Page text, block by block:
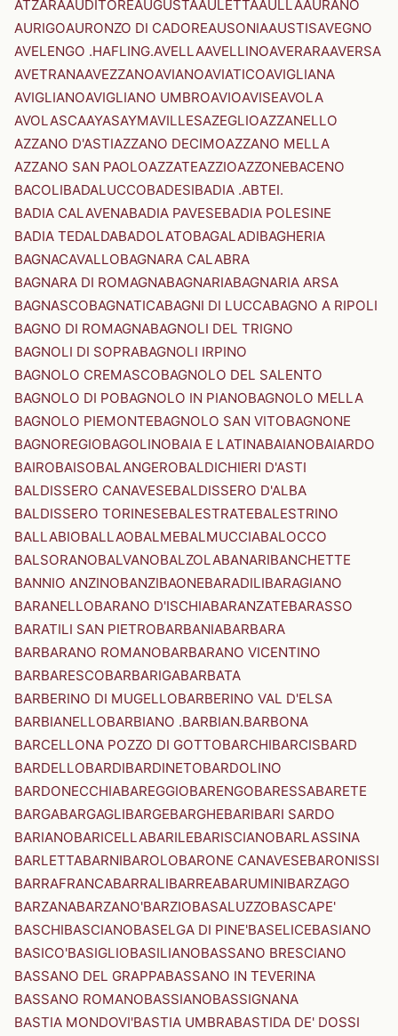
ATZARAAUDITOREAUGUSTAAULETTAAULLAAURANO
AURIGOAURONZO DI CADOREAUSONIAAUSTISAVEGNO
AVELENGO .HAFLING.AVELLAAVELLINOAVERARAAVERSA
AVETRANAAVEZZANOAVIANOAVIATICOAVIGLIANA
AVIGLIANOAVIGLIANO UMBROAVIOAVISEAVOLA
AVOLASCAAYASAYMAVILLESAZEGLIOAZZANELLO
AZZANO D'ASTIAZZANO DECIMOAZZANO MELLA
AZZANO SAN PAOLOAZZATEAZZIOAZZONEBACENO
BACOLIBADALUCCOBADESIBADIA .ABTEI.
BADIA CALAVENABADIA PAVESEBADIA POLESINE
BADIA TEDALDABADOLATOBAGALADIBAGHERIA
BAGNACAVALLOBAGNARA CALABRA
BAGNARA DI ROMAGNABAGNARIABAGNARIA ARSA
BAGNASCOBAGNATICABAGNI DI LUCCABAGNO A RIPOLI
BAGNO DI ROMAGNABAGNOLI DEL TRIGNO
BAGNOLI DI SOPRABAGNOLI IRPINO
BAGNOLO CREMASCOBAGNOLO DEL SALENTO
BAGNOLO DI POBAGNOLO IN PIANOBAGNOLO MELLA
BAGNOLO PIEMONTEBAGNOLO SAN VITOBAGNONE
BAGNOREGIOBAGOLINOBAIA E LATINABAIANOBAIARDO
BAIROBAISOBALANGEROBALDICHIERI D'ASTI
BALDISSERO CANAVESEBALDISSERO D'ALBA
BALDISSERO TORINESEBALESTRATEBALESTRINO
BALLABIOBALLAOBALMEBALMUCCIABALOCCO
BALSORANOBALVANOBALZOLABANARIBANCHETTE
BANNIO ANZINOBANZIBAONEBARADILIBARAGIANO
BARANELLOBARANO D'ISCHIABARANZATEBARASSO
BARATILI SAN PIETROBARBANIABARBARA
BARBARANO ROMANOBARBARANO VICENTINO
BARBARESCOBARBARIGABARBATA
BARBERINO DI MUGELLOBARBERINO VAL D'ELSA
BARBIANELLOBARBIANO .BARBIAN.BARBONA
BARCELLONA POZZO DI GOTTOBARCHIBARCISBARD
BARDELLOBARDIBARDINETOBARDOLINO
BARDONECCHIABAREGGIOBARENGOBARESSABARETE
BARGABARGAGLIBARGEBARGHEBARIBARI SARDO
BARIANOBARICELLABARILEBARISCIANOBARLASSINA
BARLETTABARNIBAROLOBARONE CANAVESEBARONISSI
BARRAFRANCABARRALIBARREABARUMINIBARZAGO
BARZANABARZANO'BARZIOBASALUZZOBASCAPE'
BASCHIBASCIANOBASELGA DI PINE'BASELICEBASIANO
BASICO'BASIGLIOBASILIANOBASSANO BRESCIANO
BASSANO DEL GRAPPABASSANO IN TEVERINA
BASSANO ROMANOBASSIANOBASSIGNANA
BASTIA MONDOVI'BASTIA UMBRABASTIDA DE' DOSSI